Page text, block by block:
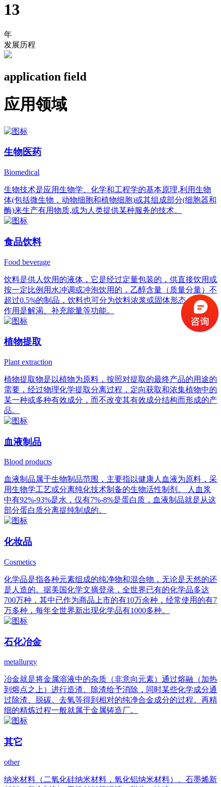
13
年
发展历程
application field
应用领域
生物医药
Biomedical
生物技术是应用生物学、化学和工程学的基本原理,利用生物
体(包括微生物，动物细胞和植物细胞)或其组成部分(细胞器和
酶)来生产有用物质,或为人类提供某种服务的技术。
食品饮料
Food beverage
饮料是供人饮用的液体，它是经过定量包装的，供直接饮用或
按一定比例用水冲调或冲泡饮用的，乙醇含量（质量分量）不
超过0.5%的制品，饮料也可分为饮料浓浆或固体形态，它的
作用是解渴、补充能量等功能。
植物提取
Plant extraction
植物提取物是以植物为原料，按照对提取的最终产品的用途的
需要，经过物理化学提取分离过程，定向获取和浓集植物中的
某一种或多种有效成分，而不改变其有效成分结构而形成的产
品。
血液制品
Blood products
血液制品属于生物制品范围，主要指以健康人血液为原料，采
用生物学工艺或分离纯化技术制备的生物活性制剂。 人血浆
中有92%-93%是水，仅有7%-8%是蛋白质，血液制品就是从这
部分蛋白质分离提纯制成的。
化妆品
Cosmetics
化学品是指各种元素组成的纯净物和混合物，无论是天然的还
是人造的。据美国化学文摘登录，全世界已有的化学品多达
700万种，其中已作为商品上市的有10万余种，经常使用的有7
万多种，每年全世界新出现化学品有1000多种。
石化冶金
metallurgy
冶金就是将金属溶液中的杂质（非意向元素）通过熔融（加热
到熔点之上）进行造渣、除渣给予消除，同时某些化学成分通
过除渣、脱碳、去氧等得到相对的纯净合金成分的过程。再精
细的精炼过程一般就属于金属铸造厂。
其它
other
纳米材料（二氧化硅纳米材料，氧化铝纳米材料）、石墨烯新